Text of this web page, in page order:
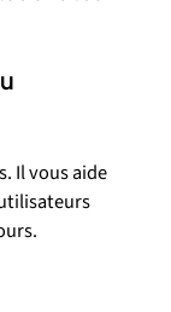
Il vous aide